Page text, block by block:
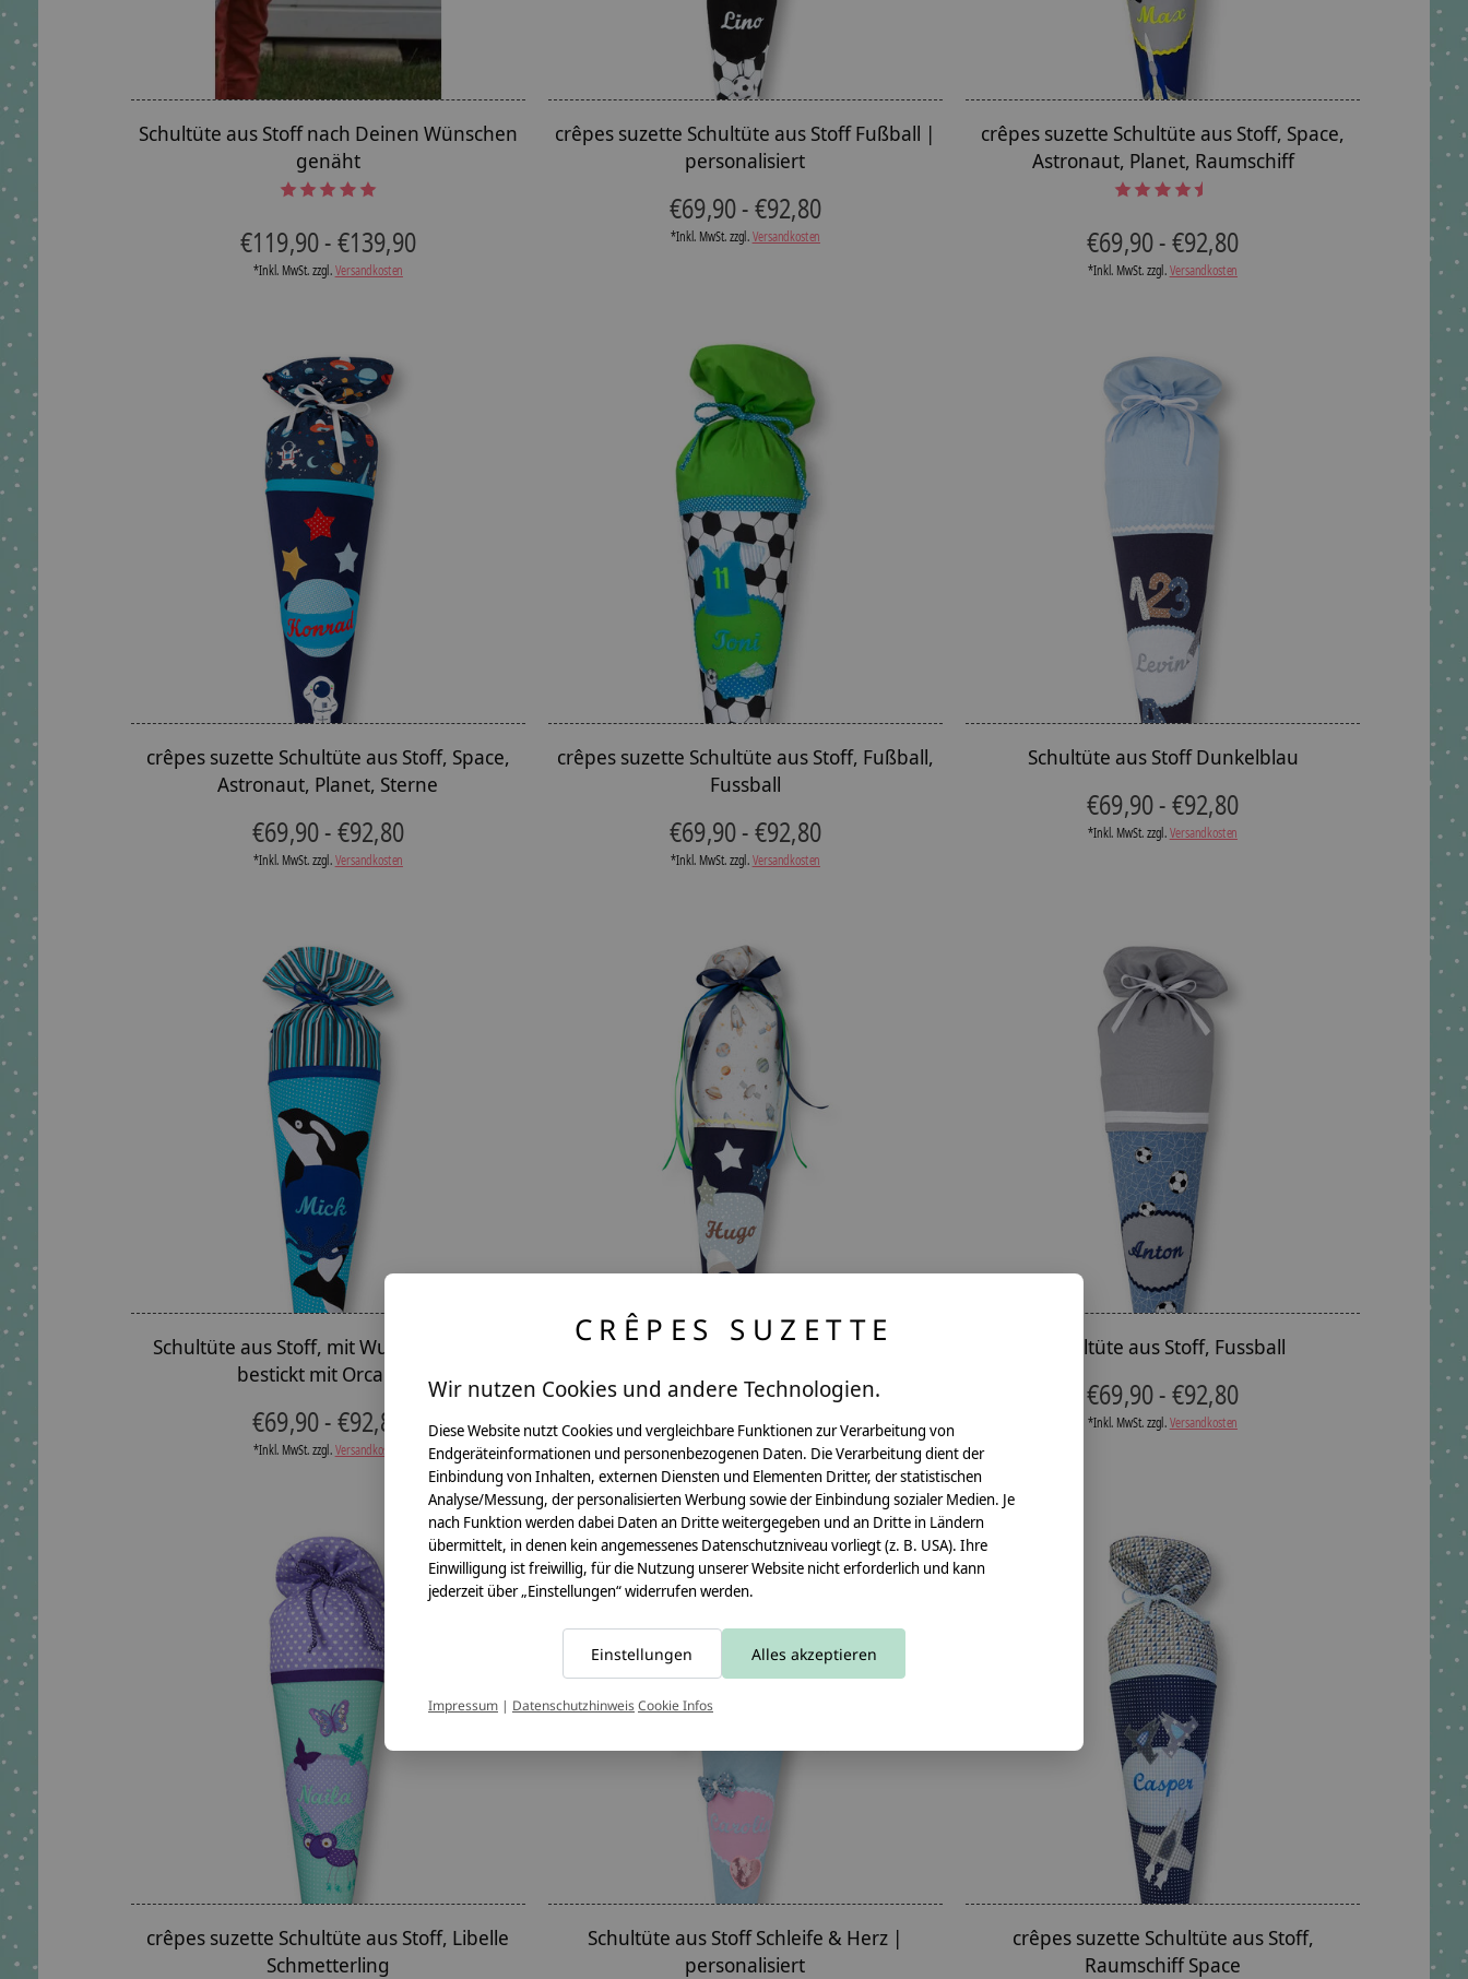
Schultüte aus Stoff nach Deinen Wünschen
genäht
The rating of this product is
€119,90 - €139,90
*Inkl. MwSt. zzgl.Versandkosten
crêpes suzette Schultüte aus Stoff Fußball |
personalisiert
€69,90 - €92,80
*Inkl. MwSt. zzgl.Versandkosten
crêpes suzette Schultüte aus Stoff, Space,
Astronaut, Planet, Raumschiff
The rating of this product is
€69,90 - €92,80
*Inkl. MwSt. zzgl.Versandkosten
crêpes suzette Schultüte aus Stoff, Space,
Astronaut, Planet, Sterne
€69,90 - €92,80
*Inkl. MwSt. zzgl.Versandkosten
crêpes suzette Schultüte aus Stoff, Fußball,
Fussball
€69,90 - €92,80
*Inkl. MwSt. zzgl.Versandkosten
Schultüte aus Stoff Dunkelblau
€69,90 - €92,80
*Inkl. MwSt. zzgl.Versandkosten
Schultüte aus Stoff, mit Wunschnamen ,
bestickt mit Orca Wal
€69,90 - €92,80
*Inkl. MwSt. zzgl.Versandkosten
crêpes suzette Schultüte aus Stoff Weltraum
| personalisiert
€69,90 - €92,80
*Inkl. MwSt. zzgl.Versandkosten
Schultüte aus Stoff, Fussball
€69,90 - €92,80
*Inkl. MwSt. zzgl.Versandkosten
crêpes suzette Schultüte aus Stoff, Libelle
Schmetterling
Schultüte aus Stoff Schleife & Herz |
personalisiert
crêpes suzette Schultüte aus Stoff,
Raumschiff Space
CRÊPES SUZETTE
Wir nutzen Cookies und andere Technologien.
Diese Website nutzt Cookies und vergleichbare Funktionen zur Verarbeitung von
Endgeräteinformationen und personenbezogenen Daten. Die Verarbeitung dient der
Einbindung von Inhalten, externen Diensten und Elementen Dritter, der statistischen
Analyse/Messung, der personalisierten Werbung sowie der Einbindung sozialer Medien. Je
nach Funktion werden dabei Daten an Dritte weitergegeben und an Dritte in Ländern
übermittelt, in denen kein angemessenes Datenschutzniveau vorliegt (z. B. USA). Ihre
Einwilligung ist freiwillig, für die Nutzung unserer Website nicht erforderlich und kann
jederzeit über „Einstellungen“ widerrufen werden.
Einstellungen Alles akzeptieren
Impressum | DatenschutzhinweisCookie Infos